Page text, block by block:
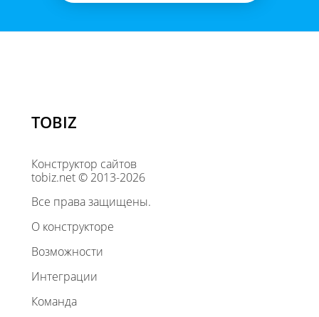
TOBIZ
Конструктор сайтов
tobiz.net © 2013-2026
Все права защищены.
О конструкторе
Возможности
Интеграции
Команда